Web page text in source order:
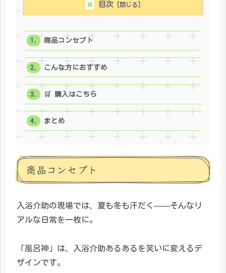
目次
商品コンセプト
こんな方におすすめ
🛒 購入はこちら
まとめ
商品コンセプト
入浴介助の現場では、夏も冬も汗だく——そんなリ
アルな日常を一枚に。
「風呂神」は、入浴介助あるあるを笑いに変えるデ
ザインです。